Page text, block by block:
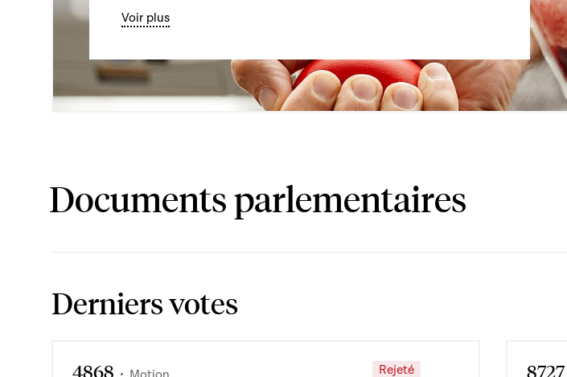
Voir plus
Documents parlementaires
Derniers votes
4868
Rejeté
8727